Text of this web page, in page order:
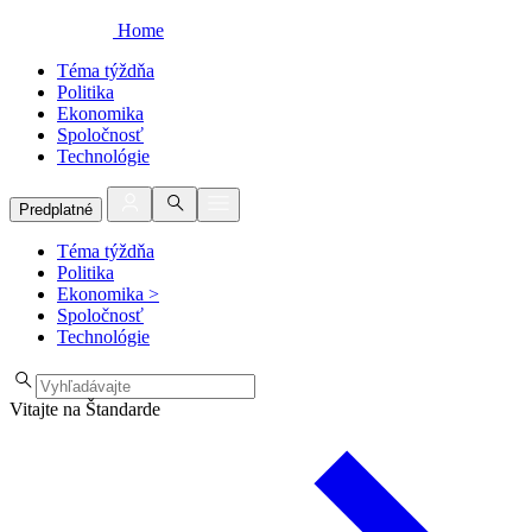
Home
Téma týždňa
Politika
Ekonomika
Spoločnosť
Technológie
Predplatné
Téma týždňa
Politika
Ekonomika >
Spoločnosť
Technológie
Vitajte na Štandarde